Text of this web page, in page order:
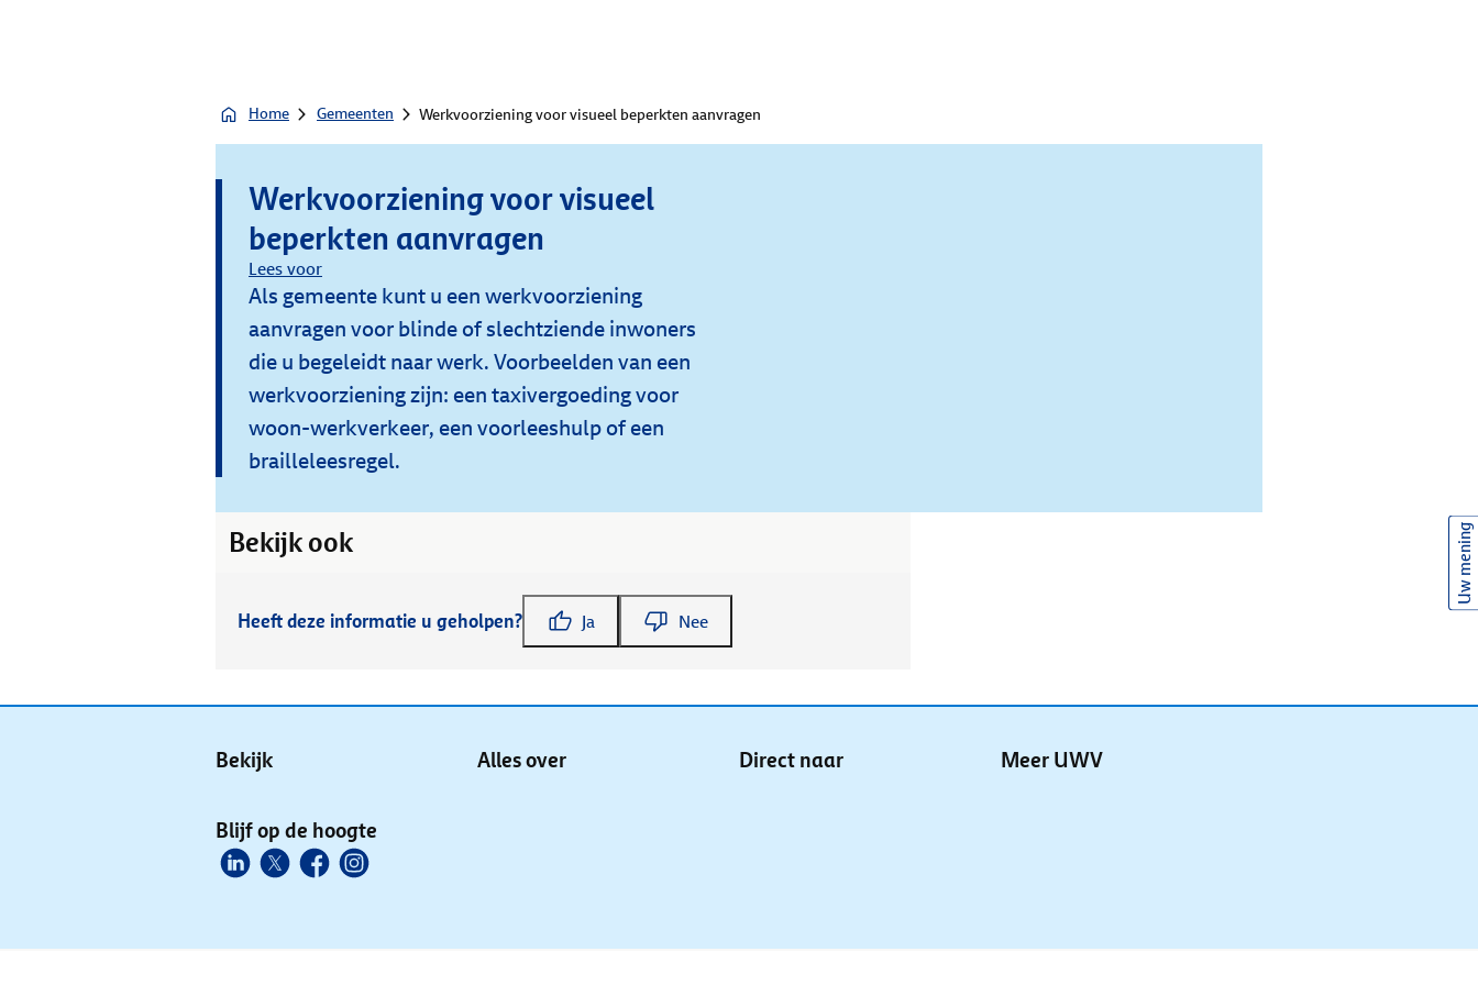
Home Gemeenten Werkvoorziening voor visueel beperkten aanvragen
Werkvoorziening voor visueel
beperkten aanvragen
Lees voor
Als gemeente kunt u een werkvoorziening
aanvragen voor blinde of slechtziende inwoners
die u begeleidt naar werk. Voorbeelden van een
werkvoorziening zijn: een taxivergoeding voor
woon-werkverkeer, een voorleeshulp of een
brailleleesregel.
Bekijk ook
Heeft deze informatie u geholpen? Ja Nee
Bekijk Alles over Direct naar Meer UWV
Blijf op de hoogte
Uw mening